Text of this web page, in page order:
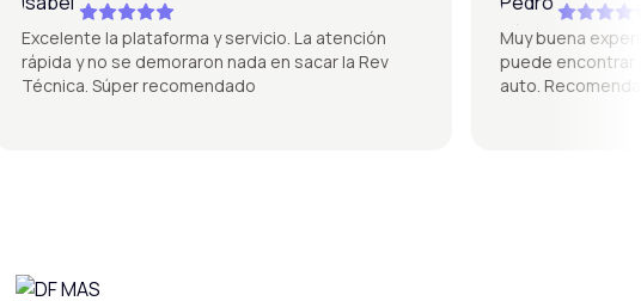
Excelente la plataforma y servicio. La atención
rápida y no se demoraron nada en sacar la Rev
Técnica. Súper recomendado
Muy buena
puede encontrar de
auto. Recomendado